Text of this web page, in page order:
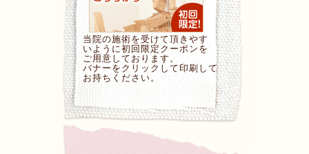
当院の施術を受けて頂きやす
いように初回限定クーポンを
ご用意しております。
バナーをクリックして印刷して
お持ちください。